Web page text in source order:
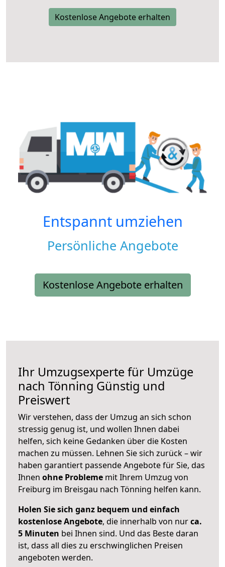
Kostenlose Angebote erhalten
Entspannt umziehen
Persönliche Angebote
Kostenlose Angebote erhalten
Ihr Umzugsexperte für Umzüge
nach Tönning Günstig und
Preiswert
Wir verstehen, dass der Umzug an sich schon
stressig genug ist, und wollen Ihnen dabei
helfen, sich keine Gedanken über die Kosten
machen zu müssen. Lehnen Sie sich zurück – wir
haben garantiert passende Angebote für Sie, das
Ihnen ohne Probleme mit Ihrem Umzug von
Freiburg im Breisgau nach Tönning helfen kann.
Holen Sie sich ganz bequem und einfach
kostenlose Angebote, die innerhalb von nurca.
5 Minuten bei Ihnen sind. Und das Beste daran
ist, dass all dies zu erschwinglichen Preisen
angeboten werden.